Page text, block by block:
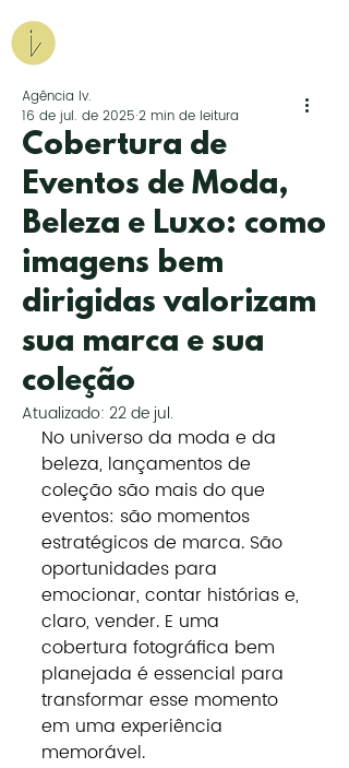
Peça uma proposta
Cobertura de
Eventos de Moda,
Beleza e Luxo: como
imagens bem
dirigidas valorizam
sua marca e sua
coleção
Agência Iv.
16 de jul. de 2025 2 min de leitura
Atualizado: 22 de jul.
No universo da moda e da
beleza, lançamentos de
coleção são mais do que
eventos: são momentos
estratégicos de marca. São
oportunidades para
emocionar, contar histórias e,
claro, vender. E uma
cobertura fotográfica bem
planejada é essencial para
transformar esse momento
em uma experiência
memorável.